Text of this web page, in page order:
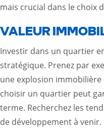
mais crucial dans le choix
VALEUR
Investir dans un quartier
stratégique. Prenez par
une explosion immobilière
choisir un quartier peut
terme. Recherchez les
de développement à venir.